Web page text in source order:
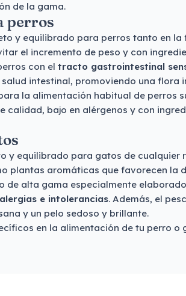
de la gama.
perros
y equilibrado para perros tanto en
el incremento de peso y con
con el tracto gastrointestinal
intestinal, promoviendo una flora
la alimentación habitual de perros
bajo en alérgenos y con
y equilibrado para gatos de cualquier
plantas aromáticas que favorecen la
de alta gama especialmente
e intolerancias. Además, el
y un pelo sedoso y brillante.
en la alimentación de tu perro o